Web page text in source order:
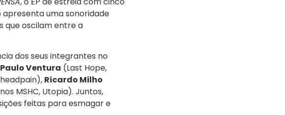
apresenta uma sonoridade
que oscilam entre a
dos seus integrantes no
Paulo Ventura (Last Hope,
Ricardo Milho
MSHC, Utopia). Juntos,
feitas para esmagar e